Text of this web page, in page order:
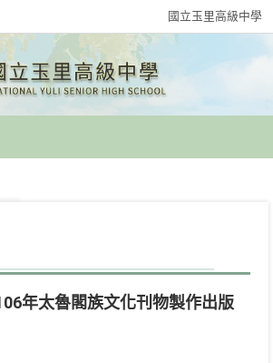
國立玉里高級中學
年太魯閣族文化刊物製作出版